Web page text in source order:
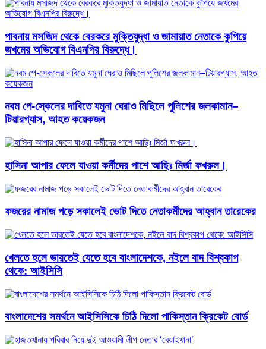
পাবনায় মসজিদ থেকে বেরকরে মুক্তিযুদ্ধা ও জামায়াত নেতাকে কুপিয়ে
জখমের অভিযোগ বিএনপির বিরুদ্ধে।
নবম পে-স্কেলের দাবিতে যমুনা ঘেরাও মিছিলে পুলিশের জলকামান–
টিয়ারগ্যাস, আহত কয়েকজন
হাসিনা আপার ফেলে যাওয়া কর্মীদের পাশে আছিঃ মির্জা ফখরুল।
ফজরের নামাজ পড়ে সকালেই ভোট দিতে নেতাকর্মীদের আহ্বান তারেকের
খেলতে হলে ভারতেই যেতে হবে বাংলাদেশকে, নইলে বাদ বিশ্বকাপ
থেকে: আইসিসি
বাংলাদেশের সমর্থনে আইসিসিকে চিঠি দিলো পাকিস্তান ক্রিকেট বোর্ড